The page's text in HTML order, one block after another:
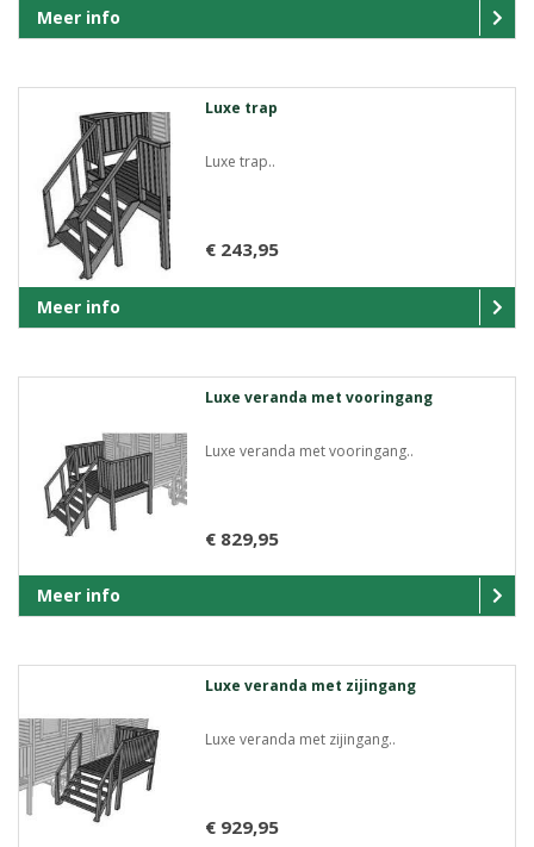
Meer info
Luxe trap
Luxe trap..
€ 243,95
Meer info
Luxe veranda met vooringang
Luxe veranda met vooringang..
€ 829,95
Meer info
Luxe veranda met zijingang
Luxe veranda met zijingang..
€ 929,95